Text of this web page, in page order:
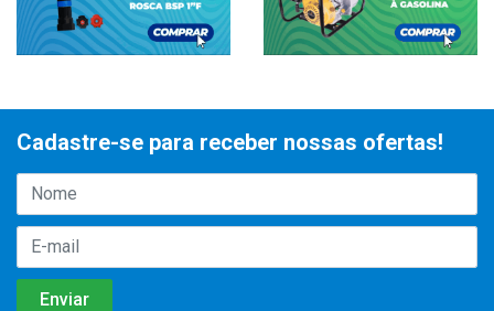
Cadastre-se para receber nossas ofertas!